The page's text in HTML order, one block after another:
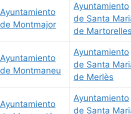
Ayuntamiento
de Montmajor
Ayuntamiento
de Santa
de
Ayuntamiento
de Montmaneu
Ayuntamiento
de Santa
de Merlès
Ayuntamiento
Ayuntamiento
de Santa